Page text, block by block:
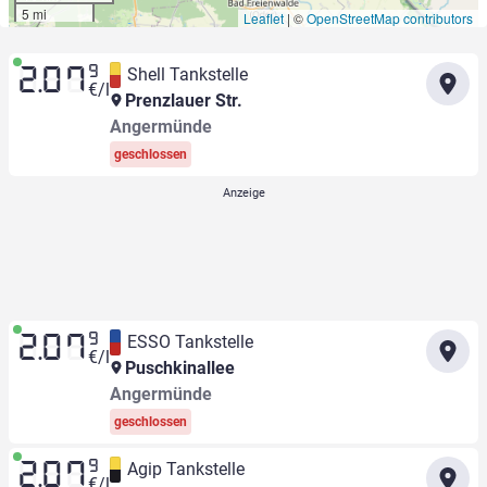
5 mi
Leaflet | ©OpenStreetMap contributors
2.07 9
€/l
Shell Tankstelle
Prenzlauer Str.
Angermünde
geschlossen
2.07 9
€/l
ESSO Tankstelle
Puschkinallee
Angermünde
geschlossen
2.07 9
Agip Tankstelle